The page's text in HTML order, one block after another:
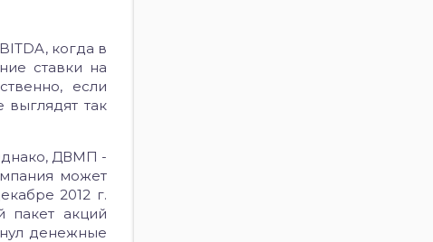
когда в
ставки на
если
выглядят так
ДВМП -
может
2012 г.
пакет акций
денежные